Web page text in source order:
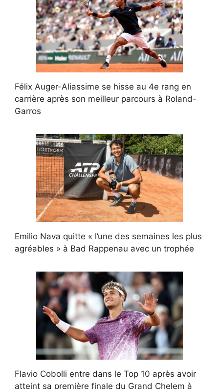
Félix Auger-Aliassime se hisse au 4e rang en
carrière après son meilleur parcours à Roland-
Garros
Emilio Nava quitte « l’une des semaines les plus
agréables » à Bad Rappenau avec un trophée
Flavio Cobolli entre dans le Top 10 après avoir
atteint sa première finale du Grand Chelem à